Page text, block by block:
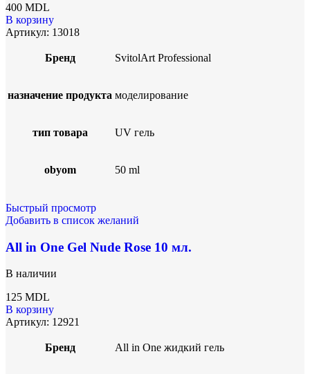
400 MDL
В корзину
Артикул: 13018
Бренд SvitolArt Professional
назначение продукта моделирование
тип товара UV гель
obyom 50 ml
Быстрый просмотр
Добавить в список желаний
All in One Gel Nude Rose 10 мл.
В наличии
125 MDL
В корзину
Артикул: 12921
Бренд All in One жидкий гель